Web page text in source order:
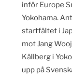
inför Europe
Yokohama.
startfältet i
mot Jang
Källberg i
upp på